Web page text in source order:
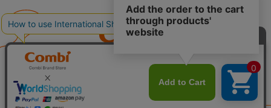
子育てに、イノベーションを。
ベビー用品のコンビ株式会社